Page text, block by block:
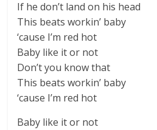
If he don’t land on his head
This beats workin’ baby
‘cause I’m red hot
Baby like it or not
Don’t you know that
This beats workin’ baby
‘cause I’m red hot
Baby like it or not